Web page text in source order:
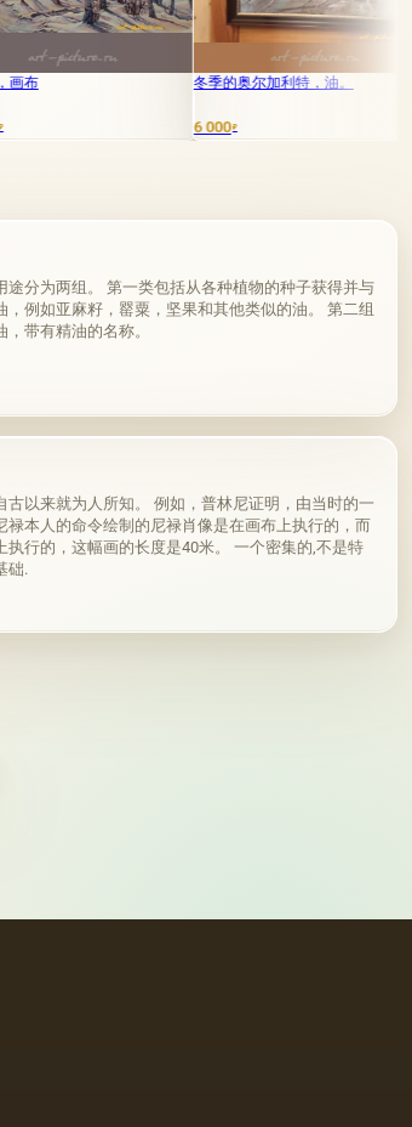
冬季的奥尔加利特，油。 在白桦林中
途分为两组。 第一类包括从各种植物的种子获得并与
例如亚麻籽，罂粟，坚果和其他类似的油。 第二组
带有精油的名称。
以来就为人所知。 例如，普林尼证明，由当时的一
禄本人的命令绘制的尼禄肖像是在画布上执行的，而
行的，这幅画的长度是40米。 一个密集的,不是特
础.